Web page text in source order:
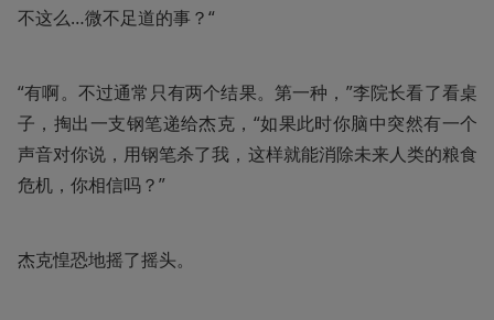
不这么…微不足道的事？“
“有啊。不过通常只有两个结果。第一种，”李院长看了看桌
子，掏出一支钢笔递给杰克，“如果此时你脑中突然有一个
声音对你说，用钢笔杀了我，这样就能消除未来人类的粮食
危机，你相信吗？”
杰克惶恐地摇了摇头。